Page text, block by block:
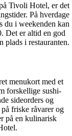
Tivoli Hotel, er det
På hverdage
du i weekenden kan
Det er altid en god
plads i restauranten.
menukort med et
forskellige sushi-
sideorders og
friske råvarer og
på en kulinarisk